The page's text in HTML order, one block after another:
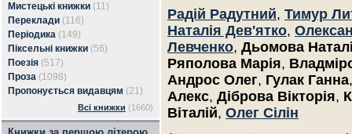
Мистецькі книжки (11)
Переклади (116)
Періодика (149)
Піксельні книжки (56)
Поезія (517)
Проза (1098)
Пропонується видавцям (21)
Всі книжки (1660)
Радій Радутний, Тимур
Наталія Дев'ятко,
Левченко, Дьомова
Ряполова Марія,
Андрос Олег, Гулак Ганна
Алекс, Діброва Вікторія,
Віталій, Олег Сілін